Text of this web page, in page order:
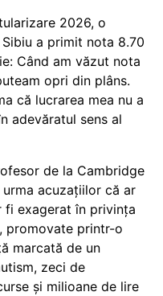
2026, o
a primit nota 8.70
Când am văzut nota
opri din plâns.
că lucrarea mea nu a
adevăratul sens al
de la Cambridge
acuzațiilor că ar
fi exagerat în privința
promovate printr-o
marcată de un
zeci de
și milioane de lire